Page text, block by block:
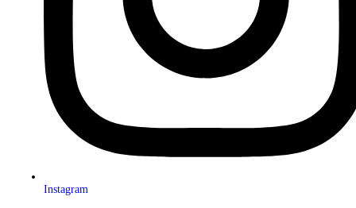
Instagram